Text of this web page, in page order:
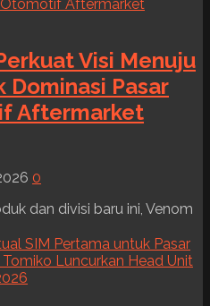
Visi Menuju
Dominasi Pasar
Aftermarket
0
dan divisi baru ini, Venom